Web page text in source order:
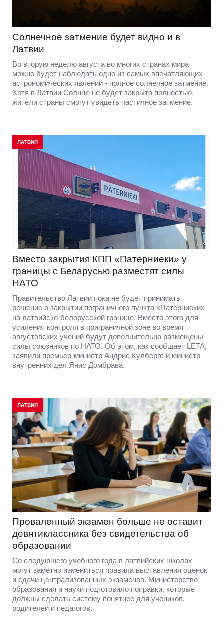
Солнечное затмение будет видно и в
Латвии
Во вторую неделю августа во многих странах мира
можно будет наблюдать одно из самых впечатляющих
астрономических явлений - полное солнечное затмение.
Хотя в Латвии Солнце не будет закрыто полностью,
жители страны смогут увидеть частичное затмение.
ЛАТВИЯ
Вместо закрытия КПП «Патерниеки» у
границы с Беларусью разместят силы
НАТО
Правительство Латвии пока не будет принимать
решение о закрытии пограничного пункта «Патерниеки»
на латвийско-белорусской границе. Вместо этого для
усиления контроля в приграничной зоне во время
августовских учений будут дополнительно размещены
силы союзников по НАТО. Об этом, как сообщает LETA,
заявили премьер-министр Андрис Кулбергс и министр
внутренних дел Янис Домбрава.
ЛАТВИЯ
Проваленный экзамен больше не оставит
девятиклассника без свидетельства об
образовании
Со следующего учебного года в латвийских школах
могут заметно измениться правила выставления оценок
и сдачи централизованных экзаменов. Министерство
образования и науки подготовило поправки, которые
должны сделать систему понятнее для учеников,
родителей и педагогов.